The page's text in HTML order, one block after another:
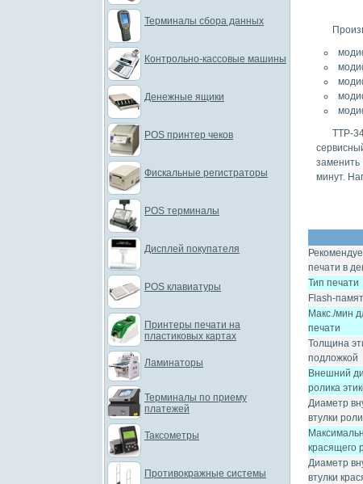
TTP-
минут.
печати в
Тип печати
Flash-
Макс./мин
печати
Толщина
подложкой
Внешний
ролика
Диаметр
втулки
красящего
Диаметр
втулки
Терминалы сбора данных
Контрольно-кассовые машины
Денежные ящики
POS принтер чеков
Фискальные регистраторы
POS терминалы
Дисплей покупателя
POS клавиатуры
Принтеры печати на
пластиковых картах
Ламинаторы
Терминалы по приему
платежей
Таксометры
Противокражные системы